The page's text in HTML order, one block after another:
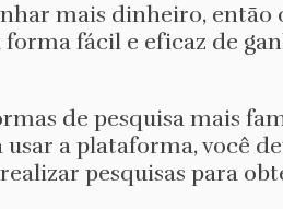
mais dinheiro,
fácil e eficaz de
de pesquisa mais
a plataforma, você
pesquisas para